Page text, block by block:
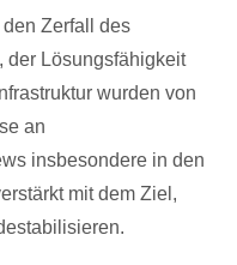
Zerfall des
der Lösungsfähigkeit
wurden von
an
insbesondere in den
mit dem Ziel,